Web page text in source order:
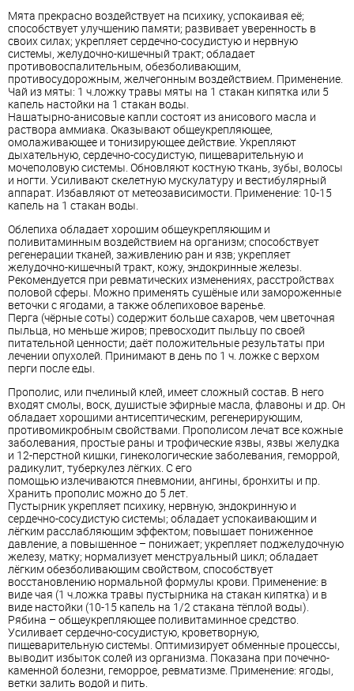
Мята прекрасно воздействует на психику, успокаивая её;
способствует улучшению памяти; развивает уверенность в
своих силах; укрепляет сердечно-сосудистую и нервную
системы, желудочно-кишечный тракт; обладает
противовоспалительным, обезболивающим,
противосудорожным, желчегонным воздействием. Применение.
Чай из мяты: 1 ч.ложку травы мяты на 1 стакан кипятка или 5
капель настойки на 1 стакан воды.
Нашатырно-анисовые капли состоят из анисового масла и
раствора аммиака. Оказывают общеукрепляющее,
омолаживающее и тонизирующее действие. Укрепляют
дыхательную, сердечно-сосудистую, пищеварительную и
мочеполовую системы. Обновляют костную ткань, зубы, волосы
и ногти. Усиливают скелетную мускулатуру и вестибулярный
аппарат. Избавляют от метеозависимости. Применение: 10-15
капель на 1 стакан воды.
Облепиха обладает хорошим общеукрепляющим и
поливитаминным воздействием на организм; способствует
регенерации тканей, заживлению ран и язв; укрепляет
желудочно-кишечный тракт, кожу, эндокринные железы.
Рекомендуется при ревматических изменениях, расстройствах
половой сферы. Можно применять сушёные или замороженные
веточки с ягодами, а также облепиховое варенье.
Перга (чёрные соты) содержит больше сахаров, чем цветочная
пыльца, но меньше жиров; превосходит пыльцу по своей
питательной ценности; даёт положительные результаты при
лечении опухолей. Принимают в день по 1 ч. ложке с верхом
перги после еды.
Прополис, или пчелиный клей, имеет сложный состав. В него
входят смолы, воск, душистые эфирные масла, флавоны и др. Он
обладает хорошими антисептическим, регенерирующим,
противомикробным свойствами. Прополисом лечат все кожные
заболевания, простые раны и трофические язвы, язвы желудка
и 12-перстной кишки, гинекологические заболевания, геморрой,
радикулит, туберкулез лёгких. С его
помощью излечиваются пневмонии, ангины, бронхиты и пр.
Хранить прополис можно до 5 лет.
Пустырник укрепляет психику, нервную, эндокринную и
сердечно-сосудистую системы; обладает успокаивающим и
лёгким расслабляющим эффектом; повышает пониженное
давление, а повышенное – понижает; укрепляет поджелудочную
железу, матку; нормализует менструальный цикл; обладает
лёгким обезболивающим свойством, способствует
восстановлению нормальной формулы крови. Применение: в
виде чая (1 ч.ложка травы пустырника на стакан кипятка) и в
виде настойки (10-15 капель на 1/2 стакана тёплой воды).
Рябина – общеукрепляющее поливитаминное средство.
Усиливает сердечно-сосудистую, кроветворную,
пищеварительную системы. Оптимизирует обменные процессы,
выводит избыток солей из организма. Показана при почечно-
каменной болезни, геморрое, ревматизме. Применение: ягоды,
ветки залить водой и пить.